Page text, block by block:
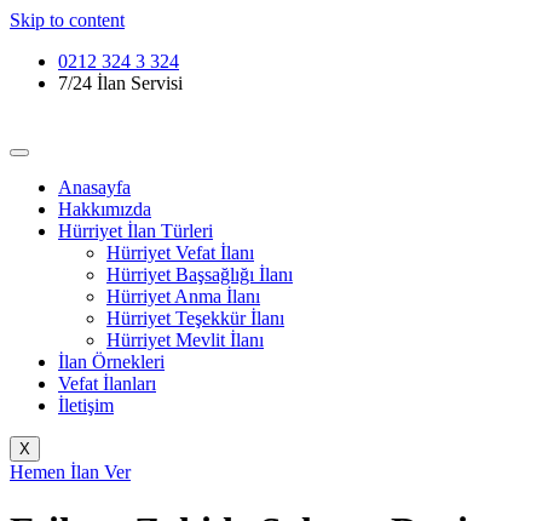
Skip to content
0212 324 3 324
7/24 İlan Servisi
Anasayfa
Hakkımızda
Hürriyet İlan Türleri
Hürriyet Vefat İlanı
Hürriyet Başsağlığı İlanı
Hürriyet Anma İlanı
Hürriyet Teşekkür İlanı
Hürriyet Mevlit İlanı
İlan Örnekleri
Vefat İlanları
İletişim
X
Hemen İlan Ver